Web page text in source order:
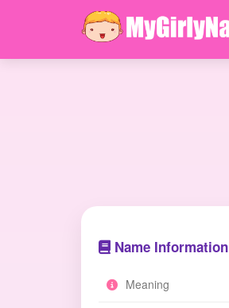
Name Information
Meaning